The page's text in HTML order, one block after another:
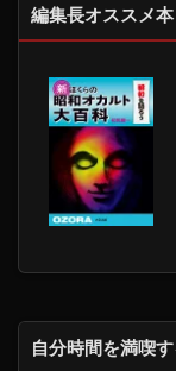
編集長オススメ本
自分時間を満喫